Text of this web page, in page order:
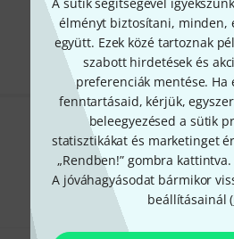
élményt biztosítani, minden,
együtt. Ezek közé tartoznak
szabott hirdetések és
preferenciák mentése. Ha
fenntartásaid, kérjük,
beleegyezésed a sütik
statisztikákat és marketinget
„Rendben!” gombra kattintva.
A jóváhagyásodat bármikor
beállításainál (
Díjmentes szállítás 79
Minden ár tartalmazza
Tetszik, amit
Megosztás